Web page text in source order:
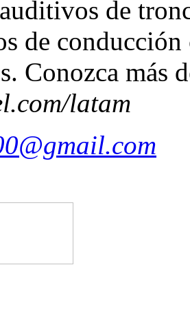
de
de
Conozca más
latam